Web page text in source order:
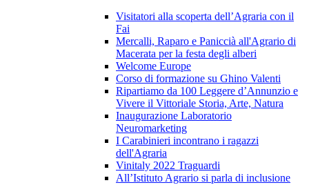
Visitatori alla scoperta dell’Agraria con il
Fai
Mercalli, Raparo e Paniccià all'Agrario di
Macerata per la festa degli alberi
Welcome Europe
Corso di formazione su Ghino Valenti
Ripartiamo da 100 Leggere d’Annunzio e
Vivere il Vittoriale Storia, Arte, Natura
Inaugurazione Laboratorio
Neuromarketing
I Carabinieri incontrano i ragazzi
dell'Agraria
Vinitaly 2022 Traguardi
All’Istituto Agrario si parla di inclusione